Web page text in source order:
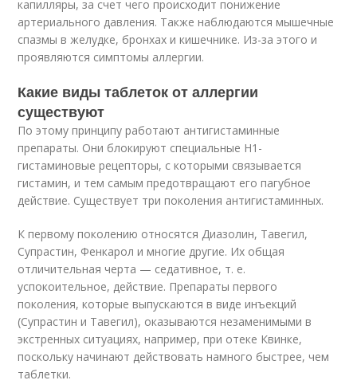
капилляры, за счет чего происходит понижение
артериального давления. Также наблюдаются мышечные
спазмы в желудке, бронхах и кишечнике. Из-за этого и
проявляются симптомы аллергии.
Какие виды таблеток от аллергии
существуют
По этому принципу работают антигистаминные
препараты. Они блокируют специальные Н1-
гистаминовые рецепторы, с которыми связывается
гистамин, и тем самым предотвращают его пагубное
действие. Существует три поколения антигистаминных.
К первому поколению относятся Диазолин, Тавегил,
Супрастин, Фенкарол и многие другие. Их общая
отличительная черта — седативное, т. е.
успокоительное, действие. Препараты первого
поколения, которые выпускаются в виде инъекций
(Супрастин и Тавегил), оказываются незаменимыми в
экстренных ситуациях, например, при отеке Квинке,
поскольку начинают действовать намного быстрее, чем
таблетки.